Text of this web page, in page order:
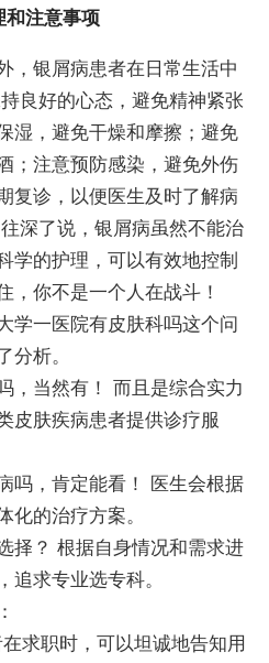
和注意事项
，银屑病患者在日常生活中
良好的心态，避免精神紧张
湿，避免干燥和摩擦；避免
；注意预防感染，避免外伤
复诊，以便医生及时了解病
深了说，银屑病虽然不能治
学的护理，可以有效地控制
，你不是一个人在战斗！
学一医院有皮肤科吗这个问
分析。
，当然有！ 而且是综合实力
皮肤疾病患者提供诊疗服
吗，肯定能看！ 医生会根据
化的治疗方案。
择？ 根据自身情况和需求进
追求专业选专科。
求职时，可以坦诚地告知用